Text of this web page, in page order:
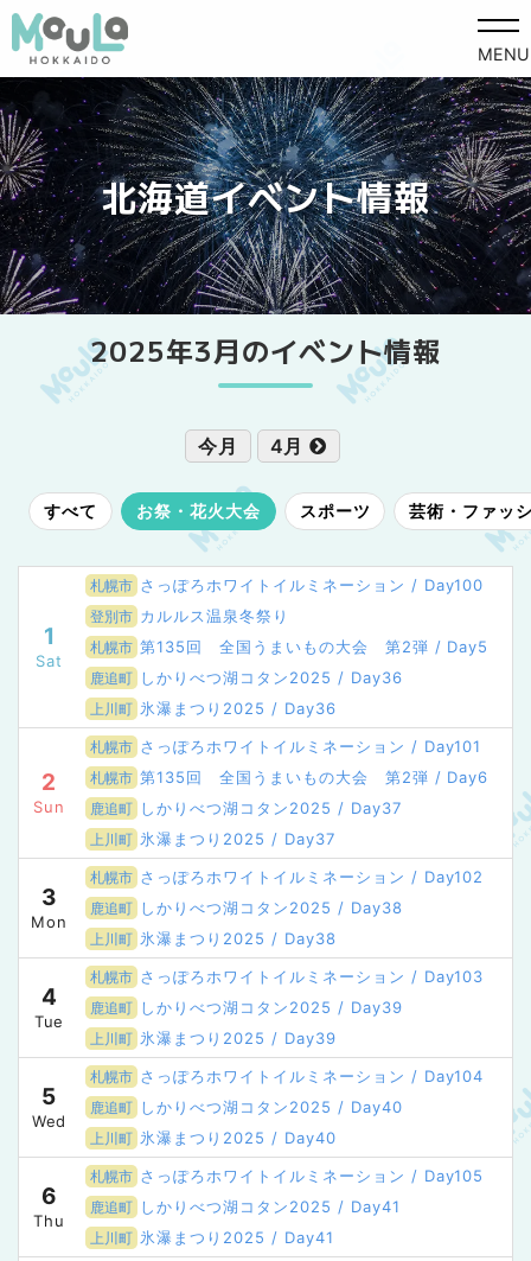
MENU
北海道イベント情報
2025年3月のイベント情報
今月 4月
すべて お祭・花火大会 スポーツ 芸術・ファッ
1
Sat
札幌市 さっぽろホワイトイルミネーション / Day100
登別市 カルルス温泉冬祭り
札幌市 第135回 全国うまいもの大会 第2弾 / Day5
鹿追町 しかりべつ湖コタン2025 / Day36
上川町 氷瀑まつり2025 / Day36
2
Sun
札幌市 さっぽろホワイトイルミネーション / Day101
札幌市 第135回 全国うまいもの大会 第2弾 / Day6
鹿追町 しかりべつ湖コタン2025 / Day37
上川町 氷瀑まつり2025 / Day37
3
Mon
札幌市 さっぽろホワイトイルミネーション / Day102
鹿追町 しかりべつ湖コタン2025 / Day38
上川町 氷瀑まつり2025 / Day38
4
Tue
札幌市 さっぽろホワイトイルミネーション / Day103
鹿追町 しかりべつ湖コタン2025 / Day39
上川町 氷瀑まつり2025 / Day39
5
Wed
札幌市 さっぽろホワイトイルミネーション / Day104
鹿追町 しかりべつ湖コタン2025 / Day40
上川町 氷瀑まつり2025 / Day40
6
Thu
札幌市 さっぽろホワイトイルミネーション / Day105
鹿追町 しかりべつ湖コタン2025 / Day41
上川町 氷瀑まつり2025 / Day41